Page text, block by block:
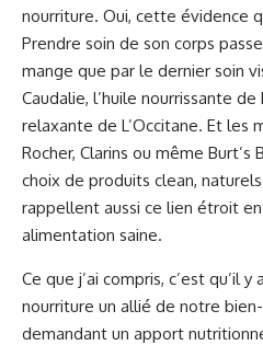
nourriture. Oui, cette évidence
Prendre soin de son corps
mange que par le dernier soin
Caudalie, l’huile nourrissante
relaxante de L’Occitane. Et les
Rocher, Clarins ou même Burt’s
choix de produits clean,
rappellent aussi ce lien étroit
alimentation saine.
Ce que j’ai compris, c’est qu’il
nourriture un allié de notre
demandant un apport